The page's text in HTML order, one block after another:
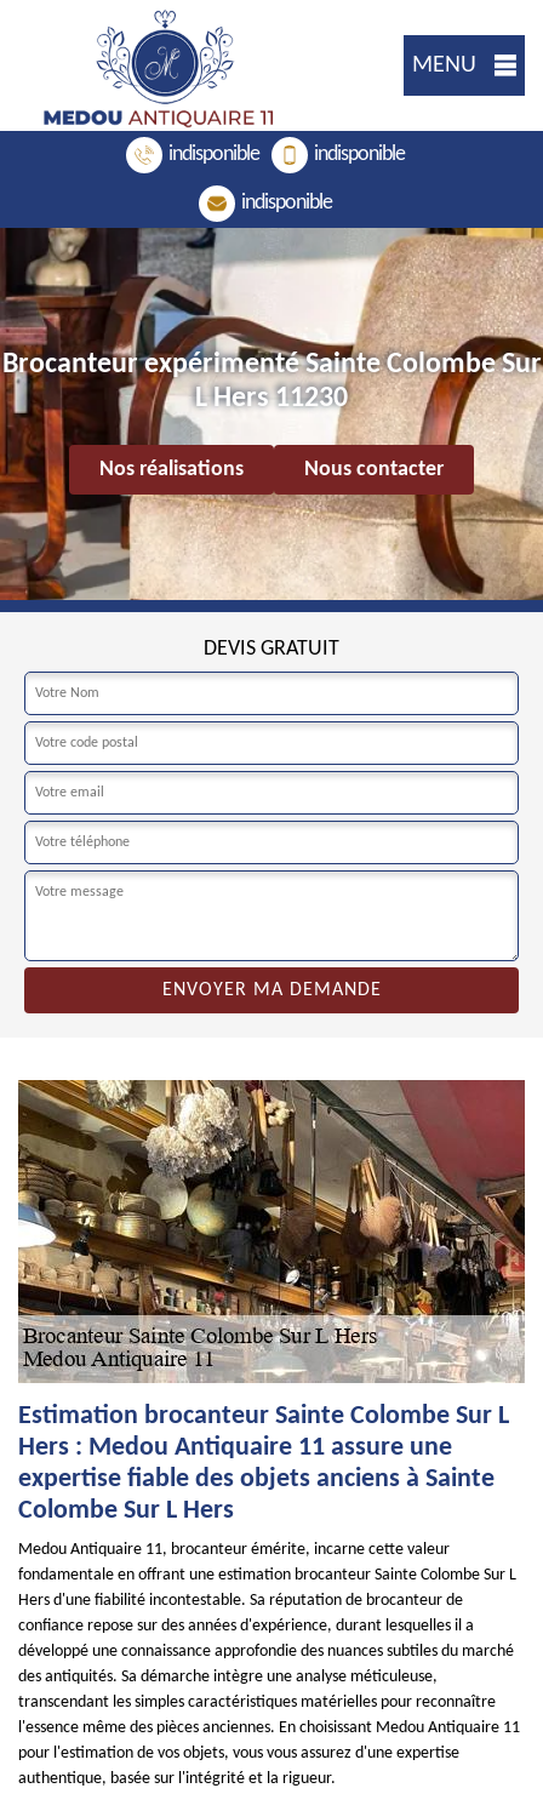
MENU
indisponible indisponible
indisponible
Brocanteur expérimenté Sainte Colombe Sur
L Hers 11230
Nos réalisations Nous contacter
DEVIS GRATUIT
Estimation brocanteur Sainte Colombe Sur L
Hers : Medou Antiquaire 11 assure une
expertise fiable des objets anciens à Sainte
Colombe Sur L Hers
Medou Antiquaire 11, brocanteur émérite, incarne cette valeur
fondamentale en offrant une estimation brocanteur Sainte Colombe Sur L
Hers d'une fiabilité incontestable. Sa réputation de brocanteur de
confiance repose sur des années d'expérience, durant lesquelles il a
développé une connaissance approfondie des nuances subtiles du marché
des antiquités. Sa démarche intègre une analyse méticuleuse,
transcendant les simples caractéristiques matérielles pour reconnaître
l'essence même des pièces anciennes. En choisissant Medou Antiquaire 11
pour l'estimation de vos objets, vous vous assurez d'une expertise
authentique, basée sur l'intégrité et la rigueur.